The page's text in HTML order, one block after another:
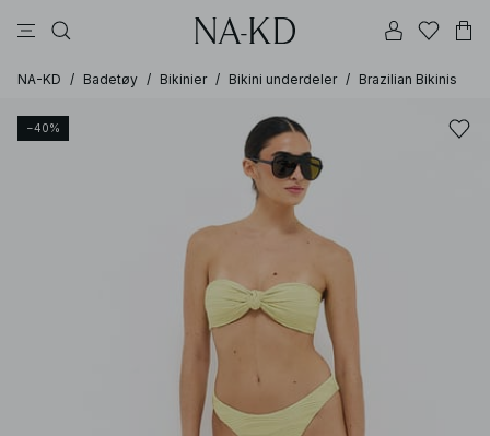
NA-KD / Badetøy / Bikinier / Bikini underdeler / Brazilian Bikinis
−40%